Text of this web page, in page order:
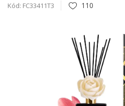
Kód: FC33411T3 110